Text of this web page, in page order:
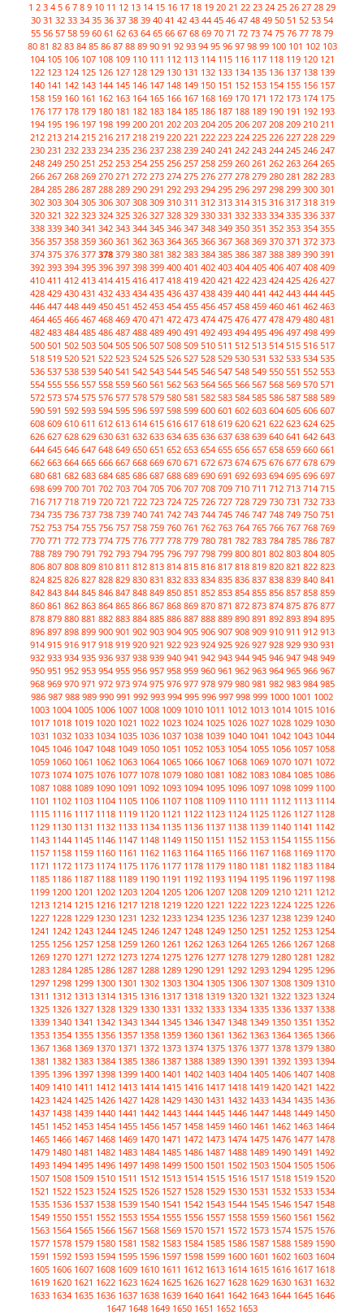
1 2 3 4 5 6 7 8 9 10 11 12 13 14 15 16 17 18 19 20 21 22 23 24 25 26 27 28 29
30 31 32 33 34 35 36 37 38 39 40 41 42 43 44 45 46 47 48 49 50 51 52 53 54
55 56 57 58 59 60 61 62 63 64 65 66 67 68 69 70 71 72 73 74 75 76 77 78 79
80 81 82 83 84 85 86 87 88 89 90 91 92 93 94 95 96 97 98 99 100 101 102 103
104 105 106 107 108 109 110 111 112 113 114 115 116 117 118 119 120 121
122 123 124 125 126 127 128 129 130 131 132 133 134 135 136 137 138 139
140 141 142 143 144 145 146 147 148 149 150 151 152 153 154 155 156 157
158 159 160 161 162 163 164 165 166 167 168 169 170 171 172 173 174 175
176 177 178 179 180 181 182 183 184 185 186 187 188 189 190 191 192 193
194 195 196 197 198 199 200 201 202 203 204 205 206 207 208 209 210 211
212 213 214 215 216 217 218 219 220 221 222 223 224 225 226 227 228 229
230 231 232 233 234 235 236 237 238 239 240 241 242 243 244 245 246 247
248 249 250 251 252 253 254 255 256 257 258 259 260 261 262 263 264 265
266 267 268 269 270 271 272 273 274 275 276 277 278 279 280 281 282 283
284 285 286 287 288 289 290 291 292 293 294 295 296 297 298 299 300 301
302 303 304 305 306 307 308 309 310 311 312 313 314 315 316 317 318 319
320 321 322 323 324 325 326 327 328 329 330 331 332 333 334 335 336 337
338 339 340 341 342 343 344 345 346 347 348 349 350 351 352 353 354 355
356 357 358 359 360 361 362 363 364 365 366 367 368 369 370 371 372 373
374 375 376 377 378 379 380 381 382 383 384 385 386 387 388 389 390 391
392 393 394 395 396 397 398 399 400 401 402 403 404 405 406 407 408 409
410 411 412 413 414 415 416 417 418 419 420 421 422 423 424 425 426 427
428 429 430 431 432 433 434 435 436 437 438 439 440 441 442 443 444 445
446 447 448 449 450 451 452 453 454 455 456 457 458 459 460 461 462 463
464 465 466 467 468 469 470 471 472 473 474 475 476 477 478 479 480 481
482 483 484 485 486 487 488 489 490 491 492 493 494 495 496 497 498 499
500 501 502 503 504 505 506 507 508 509 510 511 512 513 514 515 516 517
518 519 520 521 522 523 524 525 526 527 528 529 530 531 532 533 534 535
536 537 538 539 540 541 542 543 544 545 546 547 548 549 550 551 552 553
554 555 556 557 558 559 560 561 562 563 564 565 566 567 568 569 570 571
572 573 574 575 576 577 578 579 580 581 582 583 584 585 586 587 588 589
590 591 592 593 594 595 596 597 598 599 600 601 602 603 604 605 606 607
608 609 610 611 612 613 614 615 616 617 618 619 620 621 622 623 624 625
626 627 628 629 630 631 632 633 634 635 636 637 638 639 640 641 642 643
644 645 646 647 648 649 650 651 652 653 654 655 656 657 658 659 660 661
662 663 664 665 666 667 668 669 670 671 672 673 674 675 676 677 678 679
680 681 682 683 684 685 686 687 688 689 690 691 692 693 694 695 696 697
698 699 700 701 702 703 704 705 706 707 708 709 710 711 712 713 714 715
716 717 718 719 720 721 722 723 724 725 726 727 728 729 730 731 732 733
734 735 736 737 738 739 740 741 742 743 744 745 746 747 748 749 750 751
752 753 754 755 756 757 758 759 760 761 762 763 764 765 766 767 768 769
770 771 772 773 774 775 776 777 778 779 780 781 782 783 784 785 786 787
788 789 790 791 792 793 794 795 796 797 798 799 800 801 802 803 804 805
806 807 808 809 810 811 812 813 814 815 816 817 818 819 820 821 822 823
824 825 826 827 828 829 830 831 832 833 834 835 836 837 838 839 840 841
842 843 844 845 846 847 848 849 850 851 852 853 854 855 856 857 858 859
860 861 862 863 864 865 866 867 868 869 870 871 872 873 874 875 876 877
878 879 880 881 882 883 884 885 886 887 888 889 890 891 892 893 894 895
896 897 898 899 900 901 902 903 904 905 906 907 908 909 910 911 912 913
914 915 916 917 918 919 920 921 922 923 924 925 926 927 928 929 930 931
932 933 934 935 936 937 938 939 940 941 942 943 944 945 946 947 948 949
950 951 952 953 954 955 956 957 958 959 960 961 962 963 964 965 966 967
968 969 970 971 972 973 974 975 976 977 978 979 980 981 982 983 984 985
986 987 988 989 990 991 992 993 994 995 996 997 998 999 1000 1001 1002
1003 1004 1005 1006 1007 1008 1009 1010 1011 1012 1013 1014 1015 1016
1017 1018 1019 1020 1021 1022 1023 1024 1025 1026 1027 1028 1029 1030
1031 1032 1033 1034 1035 1036 1037 1038 1039 1040 1041 1042 1043 1044
1045 1046 1047 1048 1049 1050 1051 1052 1053 1054 1055 1056 1057 1058
1059 1060 1061 1062 1063 1064 1065 1066 1067 1068 1069 1070 1071 1072
1073 1074 1075 1076 1077 1078 1079 1080 1081 1082 1083 1084 1085 1086
1087 1088 1089 1090 1091 1092 1093 1094 1095 1096 1097 1098 1099 1100
1101 1102 1103 1104 1105 1106 1107 1108 1109 1110 1111 1112 1113 1114
1115 1116 1117 1118 1119 1120 1121 1122 1123 1124 1125 1126 1127 1128
1129 1130 1131 1132 1133 1134 1135 1136 1137 1138 1139 1140 1141 1142
1143 1144 1145 1146 1147 1148 1149 1150 1151 1152 1153 1154 1155 1156
1157 1158 1159 1160 1161 1162 1163 1164 1165 1166 1167 1168 1169 1170
1171 1172 1173 1174 1175 1176 1177 1178 1179 1180 1181 1182 1183 1184
1185 1186 1187 1188 1189 1190 1191 1192 1193 1194 1195 1196 1197 1198
1199 1200 1201 1202 1203 1204 1205 1206 1207 1208 1209 1210 1211 1212
1213 1214 1215 1216 1217 1218 1219 1220 1221 1222 1223 1224 1225 1226
1227 1228 1229 1230 1231 1232 1233 1234 1235 1236 1237 1238 1239 1240
1241 1242 1243 1244 1245 1246 1247 1248 1249 1250 1251 1252 1253 1254
1255 1256 1257 1258 1259 1260 1261 1262 1263 1264 1265 1266 1267 1268
1269 1270 1271 1272 1273 1274 1275 1276 1277 1278 1279 1280 1281 1282
1283 1284 1285 1286 1287 1288 1289 1290 1291 1292 1293 1294 1295 1296
1297 1298 1299 1300 1301 1302 1303 1304 1305 1306 1307 1308 1309 1310
1311 1312 1313 1314 1315 1316 1317 1318 1319 1320 1321 1322 1323 1324
1325 1326 1327 1328 1329 1330 1331 1332 1333 1334 1335 1336 1337 1338
1339 1340 1341 1342 1343 1344 1345 1346 1347 1348 1349 1350 1351 1352
1353 1354 1355 1356 1357 1358 1359 1360 1361 1362 1363 1364 1365 1366
1367 1368 1369 1370 1371 1372 1373 1374 1375 1376 1377 1378 1379 1380
1381 1382 1383 1384 1385 1386 1387 1388 1389 1390 1391 1392 1393 1394
1395 1396 1397 1398 1399 1400 1401 1402 1403 1404 1405 1406 1407 1408
1409 1410 1411 1412 1413 1414 1415 1416 1417 1418 1419 1420 1421 1422
1423 1424 1425 1426 1427 1428 1429 1430 1431 1432 1433 1434 1435 1436
1437 1438 1439 1440 1441 1442 1443 1444 1445 1446 1447 1448 1449 1450
1451 1452 1453 1454 1455 1456 1457 1458 1459 1460 1461 1462 1463 1464
1465 1466 1467 1468 1469 1470 1471 1472 1473 1474 1475 1476 1477 1478
1479 1480 1481 1482 1483 1484 1485 1486 1487 1488 1489 1490 1491 1492
1493 1494 1495 1496 1497 1498 1499 1500 1501 1502 1503 1504 1505 1506
1507 1508 1509 1510 1511 1512 1513 1514 1515 1516 1517 1518 1519 1520
1521 1522 1523 1524 1525 1526 1527 1528 1529 1530 1531 1532 1533 1534
1535 1536 1537 1538 1539 1540 1541 1542 1543 1544 1545 1546 1547 1548
1549 1550 1551 1552 1553 1554 1555 1556 1557 1558 1559 1560 1561 1562
1563 1564 1565 1566 1567 1568 1569 1570 1571 1572 1573 1574 1575 1576
1577 1578 1579 1580 1581 1582 1583 1584 1585 1586 1587 1588 1589 1590
1591 1592 1593 1594 1595 1596 1597 1598 1599 1600 1601 1602 1603 1604
1605 1606 1607 1608 1609 1610 1611 1612 1613 1614 1615 1616 1617 1618
1619 1620 1621 1622 1623 1624 1625 1626 1627 1628 1629 1630 1631 1632
1633 1634 1635 1636 1637 1638 1639 1640 1641 1642 1643 1644 1645 1646
1647 1648 1649 1650 1651 1652 1653